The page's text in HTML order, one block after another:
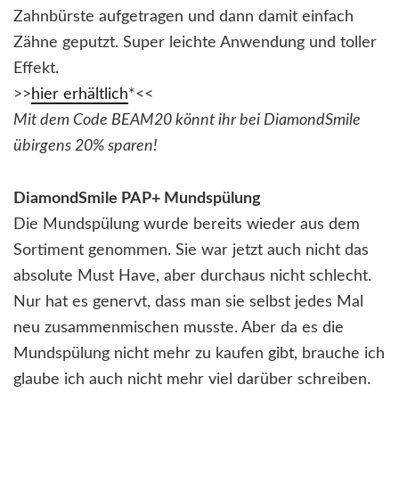
Zahnbürste aufgetragen und dann damit einfach
Zähne geputzt. Super leichte Anwendung und toller
Effekt.
>> hier erhältlich*<<
Mit dem Code BEAM20 könnt ihr bei DiamondSmile
übirgens 20% sparen!
DiamondSmile PAP+ Mundspülung
Die Mundspülung wurde bereits wieder aus dem
Sortiment genommen. Sie war jetzt auch nicht das
absolute Must Have, aber durchaus nicht schlecht.
Nur hat es genervt, dass man sie selbst jedes Mal
neu zusammenmischen musste. Aber da es die
Mundspülung nicht mehr zu kaufen gibt, brauche ich
glaube ich auch nicht mehr viel darüber schreiben.